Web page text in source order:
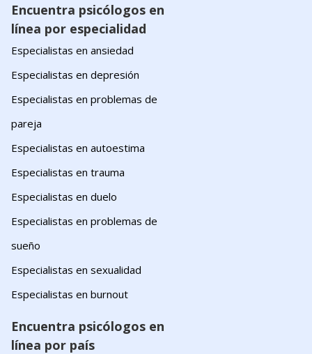
Encuentra psicólogos en
línea por especialidad
Especialistas en ansiedad
Especialistas en depresión
Especialistas en problemas de
pareja
Especialistas en autoestima
Especialistas en trauma
Especialistas en duelo
Especialistas en problemas de
sueño
Especialistas en sexualidad
Especialistas en burnout
Encuentra psicólogos en
línea por país